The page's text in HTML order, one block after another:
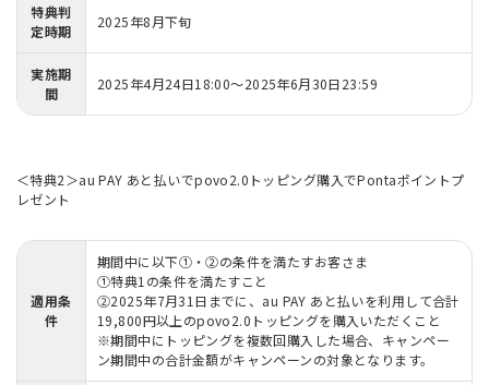
特典判
定時期
2025年8月下旬
実施期
間
2025年4月24日18:00～2025年6月30日23:59
＜特典2＞au PAY あと払いでpovo2.0トッピング購入でPontaポイントプ
レゼント
適用条
件
期間中に以下①・②の条件を満たすお客さま
①特典1の条件を満たすこと
②2025年7月31日までに、au PAY あと払いを利用して合計
19,800円以上のpovo2.0トッピングを購入いただくこと
※期間中にトッピングを複数回購入した場合、キャンペー
ン期間中の合計金額がキャンペーンの対象となります。